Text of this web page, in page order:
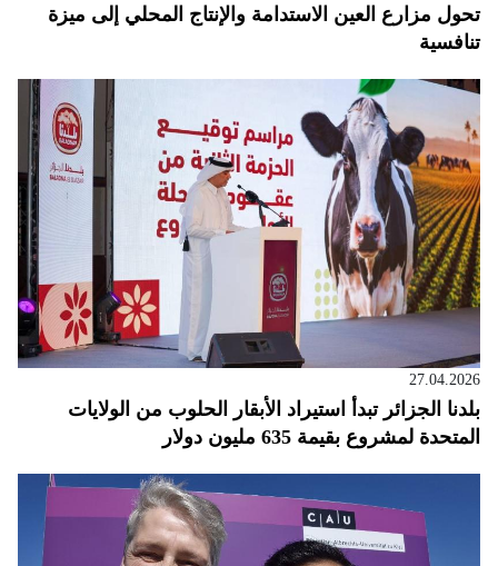
تحول مزارع العين الاستدامة والإنتاج المحلي إلى ميزة
تنافسية
27.04.2026
بلدنا الجزائر تبدأ استيراد الأبقار الحلوب من الولايات
المتحدة لمشروع بقيمة 635 مليون دولار